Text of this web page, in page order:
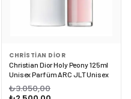
CHRISTIAN DIOR
Christian Dior Holy Peony 125ml
Unisex Parfüm ARC JLT Unisex
₺3.050,00